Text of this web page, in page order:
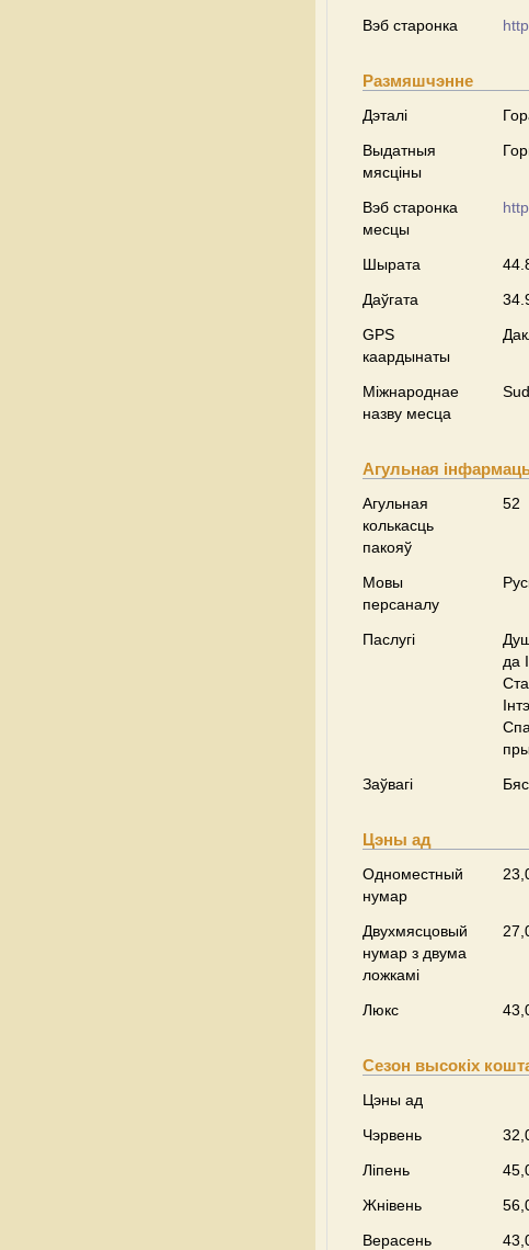
Вэб старонка
Размяшчэнне
Дэталі
Выдатныя
мясціны
Вэб старонка
месцы
Шырата
Даўгата
GPS
каардынаты
Міжнароднае
назву месца
Агульная
Агульная
колькасць
пакояў
52
Мовы
персаналу
Паслугі
да
Заўвагі
Цэны ад
Одноместный
нумар
Двухмясцовый
нумар з двума
ложкамі
Люкс
Сезон высокіх
Цэны ад
Чэрвень
Ліпень
Жнівень
Верасень